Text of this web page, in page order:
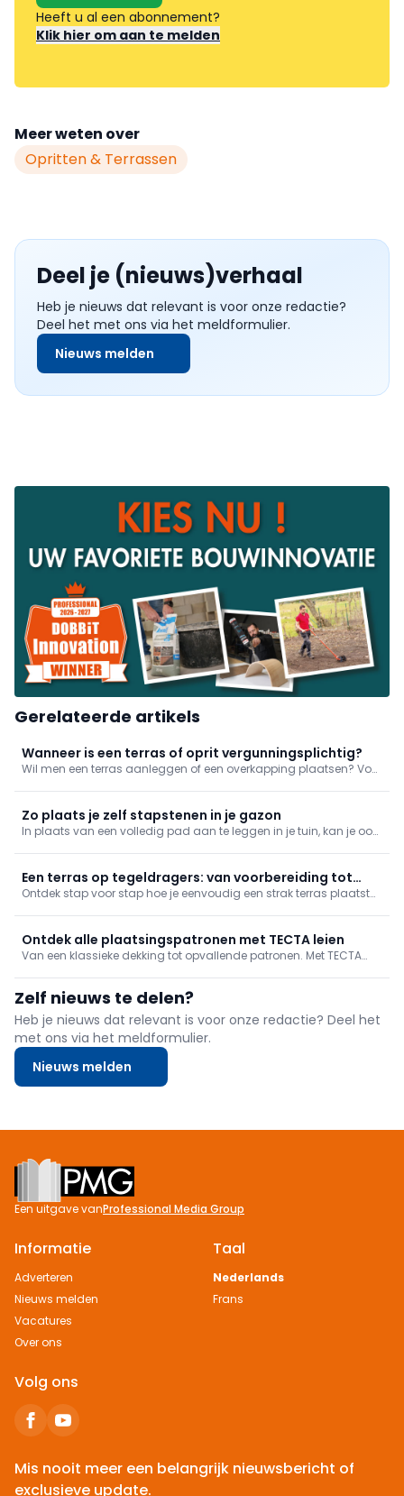
Heeft u al een abonnement?
Klik hier om aan te melden
Meer weten over
Opritten & Terrassen
Deel je (nieuws)verhaal
Heb je nieuws dat relevant is voor onze redactie?
Deel het met ons via het meldformulier.
Nieuws melden
Gerelateerde artikels
Wanneer is een terras of oprit vergunningsplichtig?
Wil men een terras aanleggen of een overkapping plaatsen? Voor
vrijstellingen bestaan er? En waar moet u op letten bij
waterbeheer?
Zo plaats je zelf stapstenen in je gazon
In plaats van een volledig pad aan te leggen in je tuin, kan je ook
Een terras op tegeldragers: van voorbereiding tot
eindresultaat
Ontdek stap voor stap hoe je eenvoudig een strak terras plaatst
Ontdek alle plaatsingspatronen met TECTA leien
Van een klassieke dekking tot opvallende patronen. Met TECTA
Zelf nieuws te delen?
Heb je nieuws dat relevant is voor onze redactie? Deel het
met ons via het meldformulier.
Nieuws melden
Footer
Een uitgave vanProfessional Media Group
Informatie
Adverteren
Nieuws melden
Vacatures
Over ons
Taal
Nederlands
Frans
Volg ons
Mis nooit meer een belangrijk nieuwsbericht of
exclusieve update.